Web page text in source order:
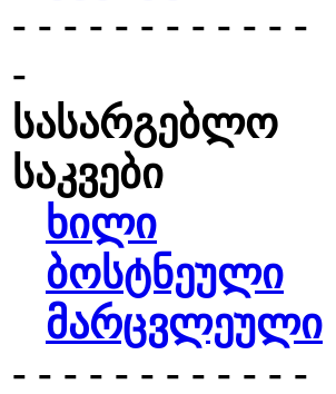
- - - - - - - - - - - -
-
სასარგებლო
საკვები
ხილი
ბოსტნეული
მარცვლეული
- - - - - - - - - - - -